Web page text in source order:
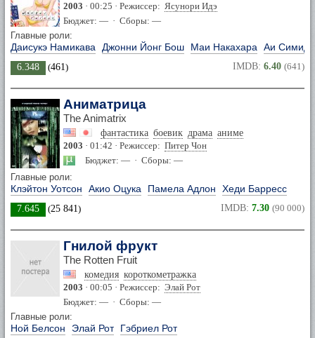
2003 · 00:25 · Режиссер: Ясунори Идэ
Бюджет: — · Сборы: —
Главные роли:
Даисукэ Намикава Джонни Йонг Бош Маи Накахара Аи
6.348 (461) IMDB: 6.40 (641)
Аниматрица
The Animatrix
фантастика боевик драма аниме
2003 · 01:42 · Режиссер: Питер Чон
Бюджет: — · Сборы: —
Главные роли:
Клэйтон Уотсон Акио Оцука Памела Адлон Хеди Барресс
7.645 (25 841) IMDB: 7.30 (90 000)
Гнилой фрукт
The Rotten Fruit
комедия короткометражка
2003 · 00:05 · Режиссер: Элай Рот
Бюджет: — · Сборы: —
Главные роли:
Ной Белсон Элай Рот Гэбриел Рот